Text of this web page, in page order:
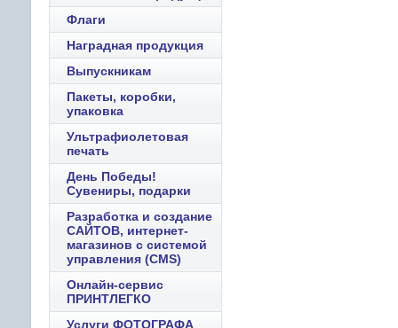
Флаги
Наградная продукция
Выпускникам
Пакеты, коробки,
упаковка
Ультрафиолетовая
печать
День Победы!
Сувениры, подарки
Разработка и создание
САЙТОВ, интернет-
магазинов с системой
управления (CMS)
Онлайн-сервис
ПРИНТЛЕГКО
Услуги ФОТОГРАФА